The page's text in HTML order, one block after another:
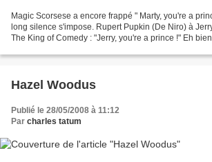
Magic Scorsese a encore frappé " Marty, you're a
long silence s'impose. Rupert Pupkin (De Niro) à
The King of Comedy : "Jerry, you're a prince !" Eh
Hazel Woodus
Publié le 28/05/2008 à 11:12
Par charles tatum